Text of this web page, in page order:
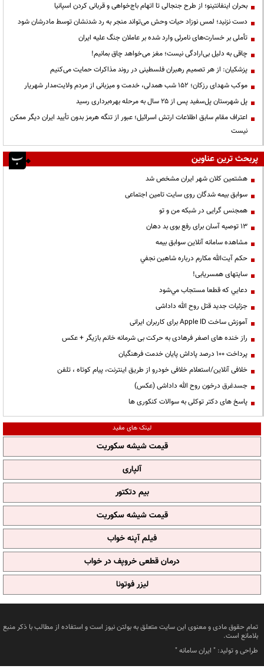
بحران اینفانتینو؛ از طرح جنجالی تا اتهام باج‌خواهی و قربانی کردن اسپانیا
دست نزنید؛ لمس نوزاد حیات وحش می‌تواند منجر به رد شدنشان توسط مادرشان شود
تأملی بر خسارت‌های نامرئی وارد شده بر عاملان جنگ علیه ایران
چاقی به دلیل بی‌ارادگی نیست؛ مغز می‌خواهد چاق بمانیم!
پزشکیان: از هر تصمیم رهبران فلسطینی در روند مذاکرات حمایت می‌کنیم
موکب شهدای رزکان؛ ۱۵۲ شب همدلی، خدمت و میزبانی از مردم ولایت‌مدار شهریار
پل شهرستان پل‌سفید پس از ۲۵ سال به مرحله بهره‌برداری رسید
اعتراف مقام سابق اطلاعات ارتش اسرائیل؛ عبور از تنگه هرمز بدون تأیید ایران دیگر ممکن
نیست
پربحث ترین عناوین
هشتمین کلان شهر ایران مشخص شد
سوابق بیمه شدگان روی سایت تامین اجتماعی
همجنس گرایی در شبکه من و تو
13 توصیه آسان برای رفع بوی بد دهان
مشاهده سامانه آنلاين سوابق بیمه
حكم آيت‌الله مكارم درباره شاهين نجفي
سایتهای همسریابی!
دعايي كه قطعا مستجاب مي‌شود
جزئیات جدید قتل روح الله داداشی
آموزش ساخت Apple ID برای کاربران ایرانی
راز خنده های اصغر فرهادی به حرکت بی شرمانه خانم بازیگر + عکس
پرداخت ۱۰۰ درصد پاداش پایان خدمت فرهنگیان
خلافی آنلاین/استعلام خلافی خودرو از طریق اینترنت، پیام کوتاه ، تلفن
جسدغرق درخون روح الله داداشی (عکس)
پاسخ های دکتر توکلی به سوالات کنکوری ها
لینک های مفید
قیمت شیشه سکوریت
آلپاری
بیم دتکتور
قیمت شیشه سکوریت
فیلم آپنه خواب
درمان قطعی خروپف در خواب
لیزر فوتونا
تمام حقوق مادی و معنوی این سایت متعلق به بولتن نیوز است و استفاده از مطالب با ذکر منبع
بلامانع است.
طراحی و تولید: " ایران سامانه"